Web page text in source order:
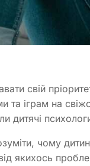
свій
та іграм на
дитячі
чому
якихось